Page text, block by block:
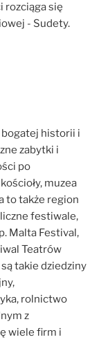
rozciąga się
- Sudety.
historii i
zabytki i
po
muzea
to także region
festiwale,
Malta Festival,
Teatrów
takie dziedziny
rolnictwo
z
wiele firm i